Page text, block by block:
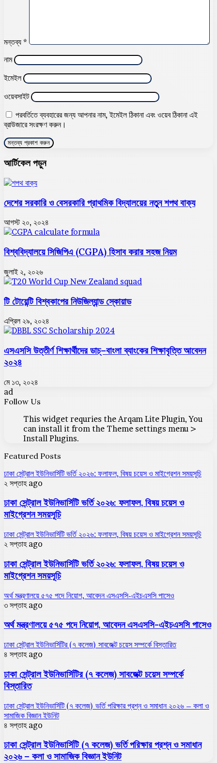
মন্তব্য *
নাম
ইমেইল
ওয়েবসাইট
পরবর্তিতে ব্যবহারের জন্য আপনার নাম, ইমেইল ঠিকানা এবং ওয়েব ঠিকানা এই
ব্রাউজারে সংরক্ষণ করুন।
আর্টিকেল পড়ুন
দেশের সরকারি ও বেসরকারি প্রাথমিক বিদ্যালয়ের নতুন শপথ বাক্য
আগস্ট ২০, ২০২৪
বিশ্ববিদ্যালয়ে সিজিপিএ (CGPA) হিসাব করার সহজ নিয়ম
জুলাই ২, ২০২৬
টি টোয়েন্টি বিশ্বকাপের নিউজিল্যান্ড স্কোয়াড
এপ্রিল ২৯, ২০২৪
এসএসসি উত্তীর্ণ শিক্ষার্থীদের ডাচ্–বাংলা ব্যাংকের শিক্ষাবৃত্তি আবেদন
২০২৪
মে ১৩, ২০২৪
ad
Follow Us
This widget requries the Arqam Lite Plugin, You
can install it from the Theme settings menu >
Install Plugins.
Featured Posts
ঢাকা সেন্ট্রাল ইউনিভার্সিটি ভর্তি ২০২৬: ফলাফল, বিষয় চয়েস ও মাইগ্রেশন সময়সূচি
২ সপ্তাহ ago
ঢাকা সেন্ট্রাল ইউনিভার্সিটি ভর্তি ২০২৬: ফলাফল, বিষয় চয়েস ও
মাইগ্রেশন সময়সূচি
ঢাকা সেন্ট্রাল ইউনিভার্সিটি ভর্তি ২০২৬: ফলাফল, বিষয় চয়েস ও মাইগ্রেশন সময়সূচি
২ সপ্তাহ ago
ঢাকা সেন্ট্রাল ইউনিভার্সিটি ভর্তি ২০২৬: ফলাফল, বিষয় চয়েস ও
মাইগ্রেশন সময়সূচি
অর্থ মন্ত্রণালয়ে ৫৭৫ পদে নিয়োগ, আবেদন এসএসসি-এইচএসসি পাসেও
৩ সপ্তাহ ago
অর্থ মন্ত্রণালয়ে ৫৭৫ পদে নিয়োগ, আবেদন এসএসসি-এইচএসসি পাসেও
ঢাকা সেন্ট্রাল ইউনিভার্সিটির (৭ কলেজ) সাবজেক্ট চয়েস সম্পর্কে বিস্তারিত
৪ সপ্তাহ ago
ঢাকা সেন্ট্রাল ইউনিভার্সিটির (৭ কলেজ) সাবজেক্ট চয়েস সম্পর্কে
বিস্তারিত
ঢাকা সেন্ট্রাল ইউনিভার্সিটি (৭ কলেজ) ভর্তি পরিক্ষার প্রশ্ন ও সমাধান ২০২৬ – কলা ও
সামাজিক বিজ্ঞান ইউনিট
৪ সপ্তাহ ago
ঢাকা সেন্ট্রাল ইউনিভার্সিটি (৭ কলেজ) ভর্তি পরিক্ষার প্রশ্ন ও সমাধান
২০২৬ – কলা ও সামাজিক বিজ্ঞান ইউনিট